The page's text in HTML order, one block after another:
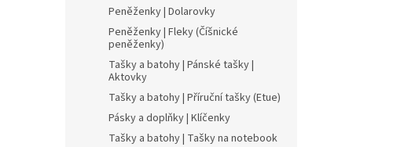
Peněženky | Dolarovky
Peněženky | Fleky (Číšnické
peněženky)
Tašky a batohy | Pánské tašky |
Aktovky
Tašky a batohy | Příruční tašky (Etue)
Pásky a doplňky | Klíčenky
Tašky a batohy | Tašky na notebook